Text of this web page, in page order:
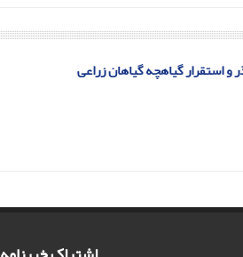
و استقرار گیاهچه گیاهان زراعی